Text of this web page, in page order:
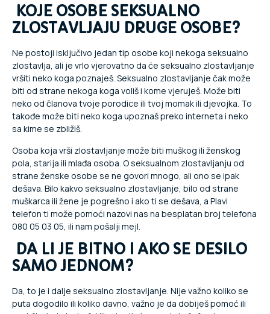
KOJE OSOBE SEKSUALNO
ZLOSTAVLJAJU DRUGE OSOBE?
Ne postoji isključivo jedan tip osobe koji nekoga seksualno
zlostavlja, ali je vrlo vjerovatno da će seksualno zlostavljanje
vršiti neko koga poznaješ. Seksualno zlostavljanje čak može
biti od strane nekoga koga voliš i kome vjeruješ. Može biti
neko od članova tvoje porodice ili tvoj momak ili djevojka. To
takođe može biti neko koga upoznaš preko interneta i neko
sa kime se zbližiš.
Osoba koja vrši zlostavljanje može biti muškog ili ženskog
pola, starija ili mlađa osoba. O seksualnom zlostavljanju od
strane ženske osobe se ne govori mnogo, ali ono se ipak
dešava. Bilo kakvo seksualno zlostavljanje, bilo od strane
muškarca ili žene je pogrešno i ako ti se dešava, a Plavi
telefon ti može pomoći nazovi nas na besplatan broj telefona
080 05 03 05, ili nam pošalji mejl.
DA LI JE BITNO I AKO SE DESILO
SAMO JEDNOM?
Da, to je i dalje seksualno zlostavljanje. Nije važno koliko se
puta dogodilo ili koliko davno, važno je da dobiješ pomoć ili